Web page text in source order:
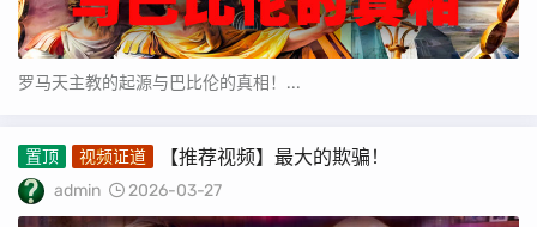
罗马天主教的起源与巴比伦的真相！...
置顶 视频证道 【推荐视频】最大的欺骗！
admin 2026-03-27